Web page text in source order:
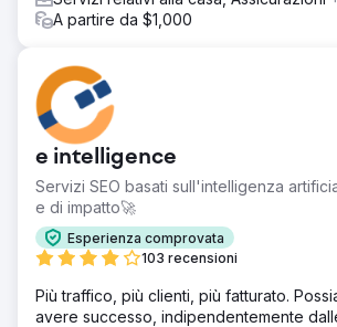
A partire da $1,000
e intelligence
Servizi SEO basati sull'intelligenza
e di impatto🚀
Esperienza comprovata
103 recensioni
Più traffico, più clienti, più fatturato.
avere successo, indipendentemente